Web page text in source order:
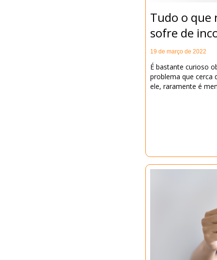
Tudo o que
sofre de
19 de março de 2022
É bastante curioso
problema que cerca
ele, raramente é